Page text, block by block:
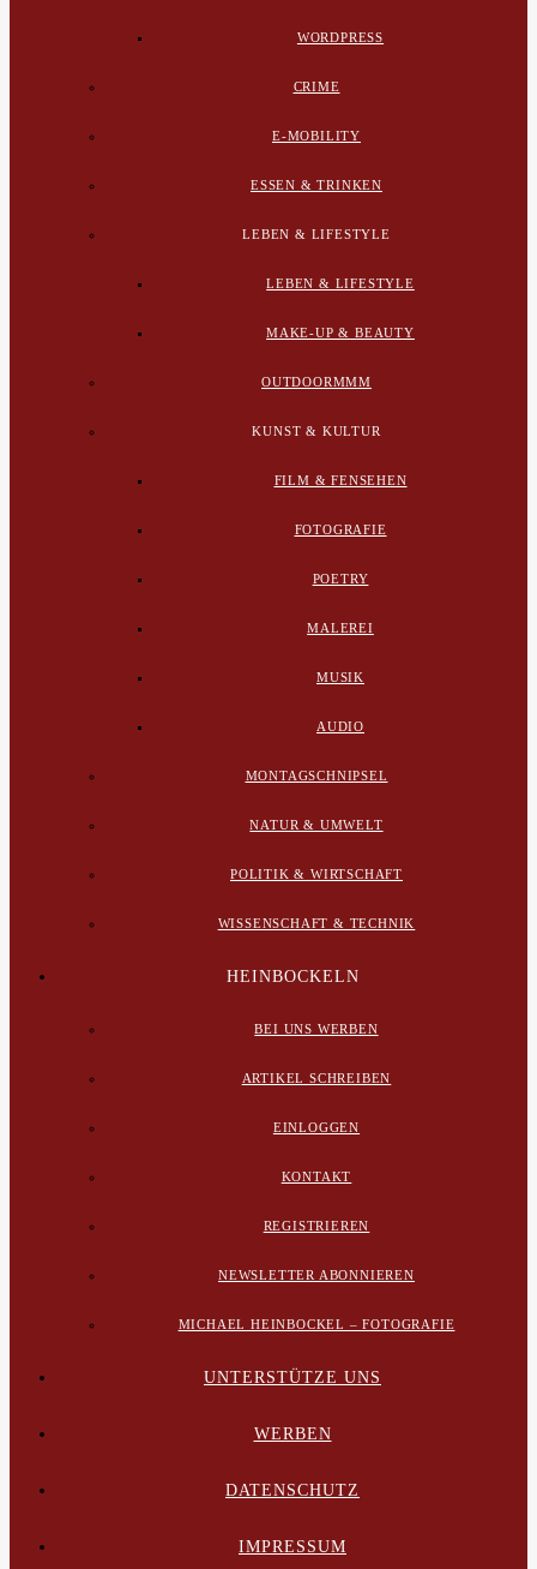
WORDPRESS
CRIME
E-MOBILITY
ESSEN & TRINKEN
LEBEN & LIFESTYLE
LEBEN & LIFESTYLE
MAKE-UP & BEAUTY
OUTDOORMMM
KUNST & KULTUR
FILM & FENSEHEN
FOTOGRAFIE
POETRY
MALEREI
MUSIK
AUDIO
MONTAGSCHNIPSEL
NATUR & UMWELT
POLITIK & WIRTSCHAFT
WISSENSCHAFT & TECHNIK
HEINBOCKELN
BEI UNS WERBEN
ARTIKEL SCHREIBEN
EINLOGGEN
KONTAKT
REGISTRIEREN
NEWSLETTER ABONNIEREN
MICHAEL HEINBOCKEL – FOTOGRAFIE
UNTERSTÜTZE UNS
WERBEN
DATENSCHUTZ
IMPRESSUM